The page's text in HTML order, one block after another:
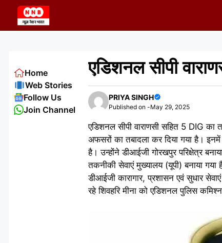
content
एडिशनल सीपी
PRIYA SINGH
Published on -May 29, 2025
एडिशनल सीपी वाराणसी सहित 5 DIG
अफसरों का तबादला कर दिया गया है।
है। उन्होंने डीआईजी गोरखपुर परिक्षेत्र
तकनीकी सेवाएं मुख्यालय (यूपी) बनाया गया
डीआईजी कारागार, प्रशासन एवं सुधार
रहे शिवहरि मीना को एडिशनल पुलिस
Home
Web Stories
Follow Us
Join Channel